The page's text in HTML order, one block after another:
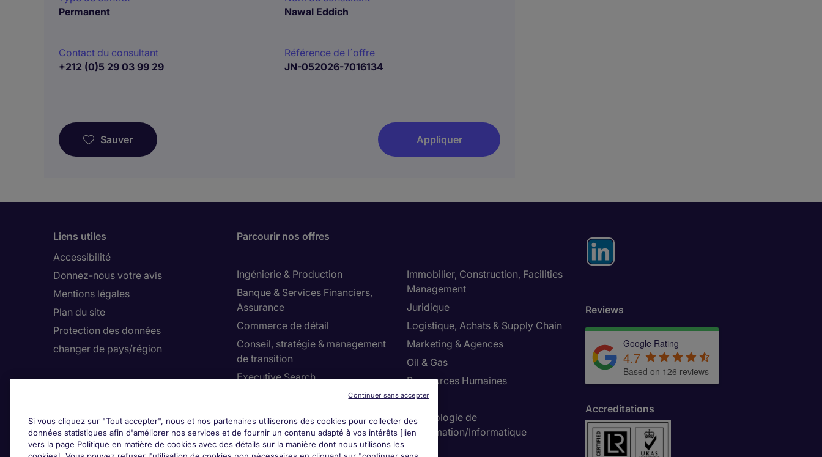
Permanent
Nawal Eddich
Contact du consultant
+212 (0)5 29 03 99 29
Référence de l´offre
JN-052026-7016134
Sauver Appliquer
Liens utiles
Accessibilité
Donnez-nous votre avis
Mentions légales
Plan du site
Protection des données
changer de pays/région
Espace employeurs
Parcourir nos offres
Ingénierie & Production
Banque & Services Financiers,
Assurance
Commerce de détail
Conseil, stratégie & management
de transition
Executive Search
(HSE)
Immobilier, Construction, Facilities
Management
Juridique
Logistique, Achats & Supply Chain
Marketing & Agences
Oil & Gas
Ressources Humaines
Santé
Technologie de
l'information/Informatique
Reviews
Google Rating
4.7
Based on 126 reviews
Accreditations
Si vous cliquez sur "Tout accepter", nous et nos partenaires utiliserons des cookies pour collecter des
données statistiques afin d'améliorer nos services et de fournir un contenu adapté à vos intérêts [lien
vers la page Politique en matière de cookies avec des détails sur la manière dont nous utilisons les
Continuer sans accepter